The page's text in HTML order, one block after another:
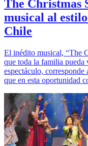
The Christmas
musical al
Chile
El inédito musical, “The
que toda la familia
espectáculo,
que en esta oportunidad